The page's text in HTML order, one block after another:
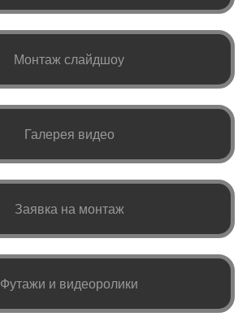
Монтаж слайдшоу
Галерея видео
Заявка на монтаж
Футажи и видеоролики